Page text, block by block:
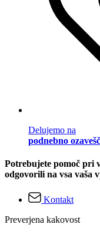
Delujemo na
podnebno
Potrebujete pomoč pri
odgovorili na vsa vaša
Kontakt
Preverjena kakovost